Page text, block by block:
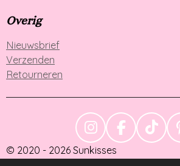
Overig
Nieuwsbrief
Verzenden
Retourneren
I
N
S
F
C
T
K
© 2020 - 2026 Sunkisses